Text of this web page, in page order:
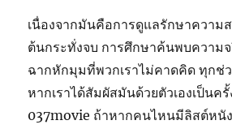
เนื่องจากมันคือการดูแลรักษาความ
ต้นกระทั่งจบ การศึกษาค้นพบความ
ฉากหักมุมที่พวกเราไม่คาดคิด ทุกช่
หากเราได้สัมผัสมันด้วยตัวเองเป็นค
037movie ถ้าหากคนไหนมีลิสต์หนั